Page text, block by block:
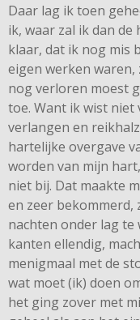
Daar lag ik toen
ik, waar zal ik dan
klaar, dat ik nog mis
eigen werken waren,
nog verloren moest
toe. Want ik wist niet
verlangen en
hartelijke overgave
worden van mijn
niet bij. Dat maakte
en zeer bekommerd,
nachten onder lag te
kanten ellendig,
menigmaal met de
wat moet (ik) doen
het ging zover met